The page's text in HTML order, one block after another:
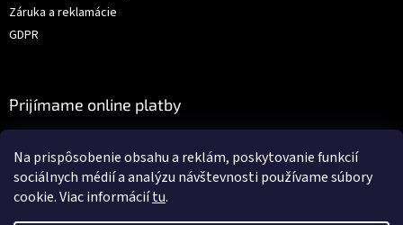
Na prispôsobenie obsahu a reklám, poskytovanie funkcií
sociálnych médií a analýzu návštevnosti používame súbory
cookie. Viac informáciítu.
Záruka a reklamácie
GDPR
Prijímame online platby